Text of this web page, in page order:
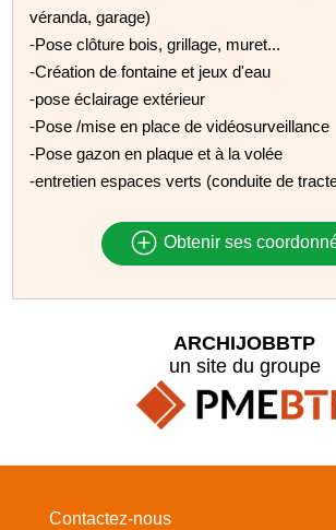
véranda, garage)
-Pose clôture bois, grillage, muret...
-Création de fontaine et jeux d'eau
-pose éclairage extérieur
-Pose /mise en place de vidéosurveillance
-Pose gazon en plaque et à la volée
-entretien espaces verts (conduite de
Obtenir ses
ARCHIJOBBTP
un site du groupe
Contactez-nous